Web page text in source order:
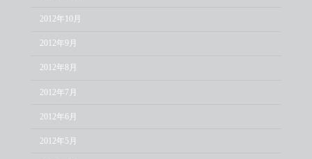
2012年10月
2012年9月
2012年8月
2012年7月
2012年6月
2012年5月